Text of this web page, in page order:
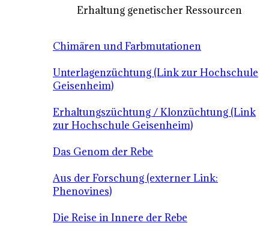
Erhaltung genetischer Ressourcen
Chimären und Farbmutationen
Unterlagenzüchtung (Link zur Hochschule
Geisenheim)
Erhaltungszüchtung / Klonzüchtung (Link
zur Hochschule Geisenheim)
Das Genom der Rebe
Aus der Forschung (externer Link:
Phenovines)
Die Reise in Innere der Rebe